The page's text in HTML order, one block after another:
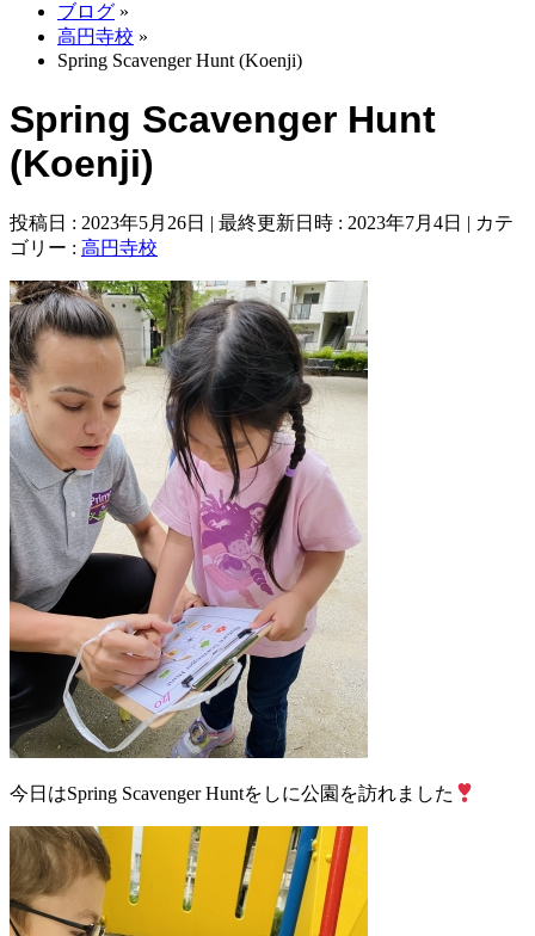
ブログ »
高円寺校 »
Spring Scavenger Hunt (Koenji)
Spring Scavenger Hunt
(Koenji)
投稿日 : 2023年5月26日 最終更新日時 : 2023年7月4日
カテ
ゴリー : 高円寺校
今日はSpring Scavenger Huntをしに公園を訪れました